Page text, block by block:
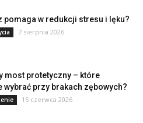
pomaga w redukcji stresu i lęku?
7 sierpnia 2026
most protetyczny – które
wybrać przy brakach zębowych?
15 czerwca 2026